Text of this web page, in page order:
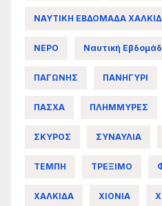
ΝΑΥΤΙΚΗ ΕΒΔΟΜΑΔΑ
ΝΕΡΟ Ναυτική
ΠΑΓΩΝΗΣ ΠΑΝΗΓΥΡΙ
ΠΑΣΧΑ ΠΛΗΜΜΥΡΕΣ
ΣΚΥΡΟΣ ΣΥΝΑΥΛΙΑ
ΤΕΜΠΗ ΤΡΕΞΙΜΟ
ΧΑΛΚΙΔΑ ΧΙΟΝΙΑ